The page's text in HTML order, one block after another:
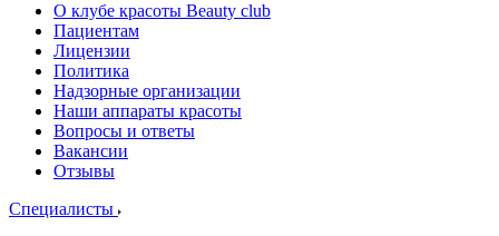
О клубе красоты Beauty club
Пациентам
Лицензии
Политика
Надзорные организации
Наши аппараты красоты
Вопросы и ответы
Вакансии
Отзывы
Специалисты